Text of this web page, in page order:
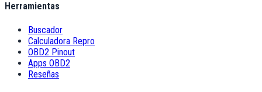
Herramientas
Buscador
Calculadora Repro
OBD2 Pinout
Apps OBD2
Reseñas